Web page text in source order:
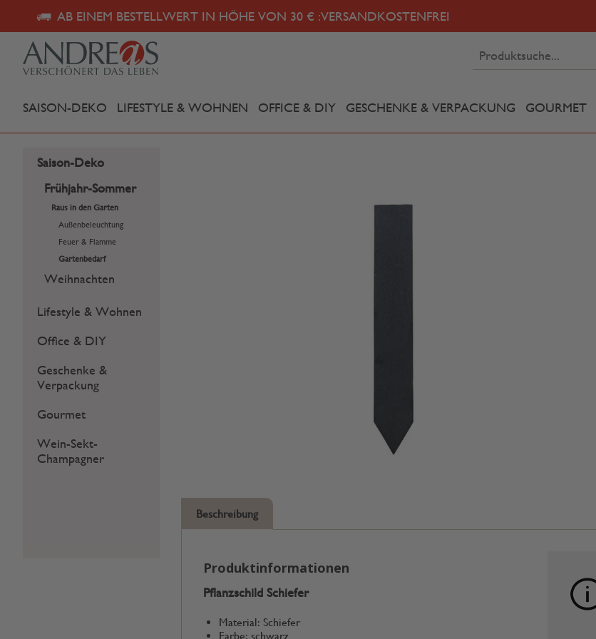
AB EINEM BESTELLWERT IN HÖHE VON 30 € :VERSANDKOSTENFREI
SAISON-DEKO LIFESTYLE & WOHNEN OFFICE & DIY GESCHENKE & VERPACKUNG GOURMET
Saison-Deko
Frühjahr-Sommer
Raus in den Garten
Außenbeleuchtung
Feuer & Flamme
Gartenbedarf
Weihnachten
Lifestyle & Wohnen
Office & DIY
Geschenke &
Verpackung
Gourmet
Wein-Sekt-
Champagner
Beschreibung
Produktinformationen
Pflanzschild Schiefer
Material: Schiefer
Farbe: schwarz